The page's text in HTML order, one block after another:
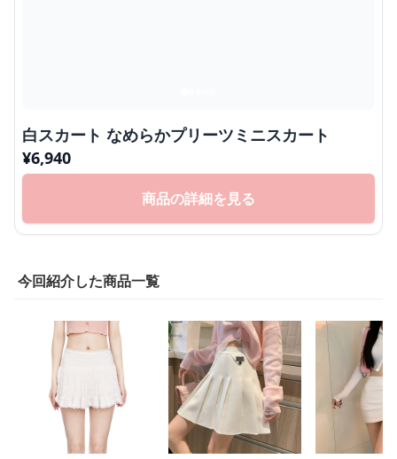
白スカート なめらかプリーツミニスカート
¥6,940
商品の詳細を見る
今回紹介した商品一覧